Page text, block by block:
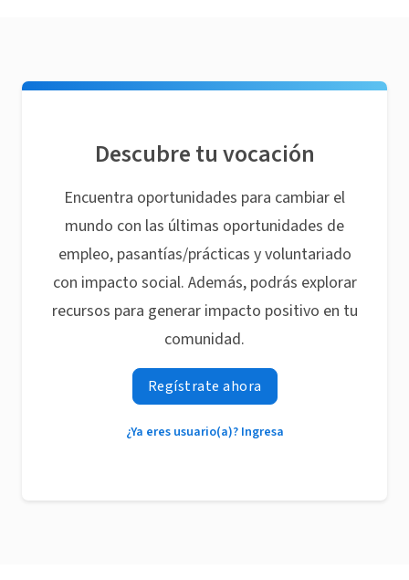
Descubre tu vocación
Encuentra oportunidades para cambiar el
mundo con las últimas oportunidades de
empleo, pasantías/prácticas y voluntariado
con impacto social. Además, podrás explorar
recursos para generar impacto positivo en tu
comunidad.
Regístrate ahora
¿Ya eres usuario(a)? Ingresa